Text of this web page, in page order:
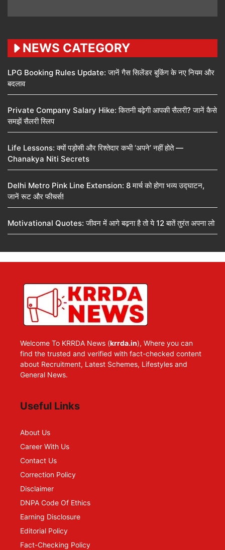
NEWS CATEGORY
LPG Booking Rules Update: जानें गैस सिलेंडर बुकिंग के नए नियम और
बदलाव
Private Company Salary Hike: कितनी बढ़ेगी आपकी सैलरी? जानें कैसे
समझें सैलरी स्लिप
Life Lessons: क्यों पड़ोसी और रिश्तेदार कभी ‘अपने’ नहीं होते —
Chanakya Niti Secrets
Delhi Metro Pink Line Extension: 8 मार्च को होगा भव्य उद्घाटन,
जानें रूट और फीचर्स!
Motivational Quotes: जीवन में आगे बढ़ना है तो ये 12 बातें तुरंत अपना लो
Welcome To KRRDA News (krrda.in), Where you can
find the trusted and verified with fact-checked content
about Recruitment, Latest Schemes, Lifestyles and
General News.
Useful Links
About Us
Career With Us
Contact Us
Correction Policy
Disclaimer
DNPA Code Of Ethics
Earning Disclosure
Editorial Policy
Fact-Checking Policy